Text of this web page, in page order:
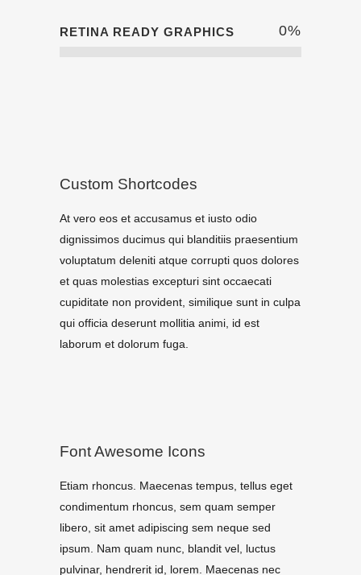
RETINA READY GRAPHICS 0%
Custom Shortcodes
At vero eos et accusamus et iusto odio
dignissimos ducimus qui blanditiis praesentium
voluptatum deleniti atque corrupti quos dolores
et quas molestias excepturi sint occaecati
cupiditate non provident, similique sunt in culpa
qui officia deserunt mollitia animi, id est
laborum et dolorum fuga.
Font Awesome Icons
Etiam rhoncus. Maecenas tempus, tellus eget
condimentum rhoncus, sem quam semper
libero, sit amet adipiscing sem neque sed
ipsum. Nam quam nunc, blandit vel, luctus
pulvinar, hendrerit id, lorem. Maecenas nec